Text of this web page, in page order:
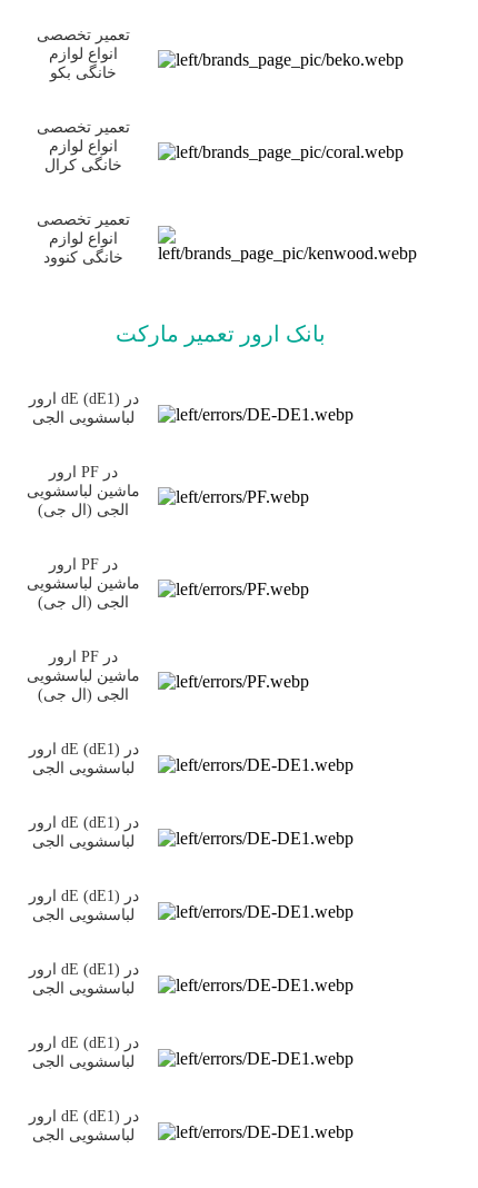
تعمیر تخصصی
انواع لوازم
خانگی بکو
تعمیر تخصصی
انواع لوازم
خانگی کرال
تعمیر تخصصی
انواع لوازم
خانگی کنوود
بانک ارور تعمیر مارکت
ارور dE (dE1) در
لباسشویی الجی
ارور PF در
ماشین لباسشویی
الجی (ال جی)
ارور PF در
ماشین لباسشویی
الجی (ال جی)
ارور PF در
ماشین لباسشویی
الجی (ال جی)
ارور dE (dE1) در
لباسشویی الجی
ارور dE (dE1) در
لباسشویی الجی
ارور dE (dE1) در
لباسشویی الجی
ارور dE (dE1) در
لباسشویی الجی
ارور dE (dE1) در
لباسشویی الجی
ارور dE (dE1) در
لباسشویی الجی